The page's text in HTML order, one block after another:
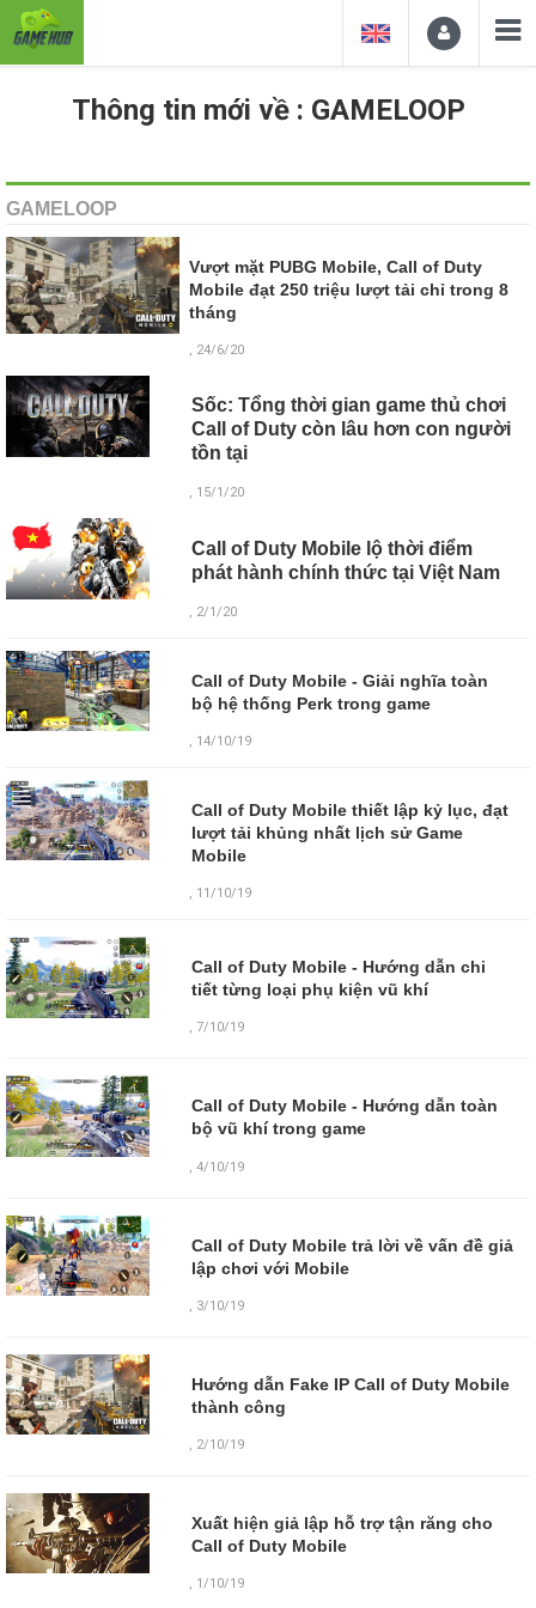
Thông tin mới về : GAMELOOP
GAMELOOP
Vượt mặt PUBG Mobile, Call of Duty
Mobile đạt 250 triệu lượt tải chỉ trong 8
tháng
, 24/6/20
Sốc: Tổng thời gian game thủ chơi
Call of Duty còn lâu hơn con người
tồn tại
, 15/1/20
Call of Duty Mobile lộ thời điểm
phát hành chính thức tại Việt Nam
, 2/1/20
Call of Duty Mobile - Giải nghĩa toàn
bộ hệ thống Perk trong game
, 14/10/19
Call of Duty Mobile thiết lập kỷ lục, đạt
lượt tải khủng nhất lịch sử Game
Mobile
, 11/10/19
Call of Duty Mobile - Hướng dẫn chi
tiết từng loại phụ kiện vũ khí
,7/10/19
Call of Duty Mobile - Hướng dẫn toàn
bộ vũ khí trong game
,4/10/19
Call of Duty Mobile trả lời về vấn đề giả
lập chơi với Mobile
, 3/10/19
Hướng dẫn Fake IP Call of Duty Mobile
thành công
, 2/10/19
Xuất hiện giả lập hỗ trợ tận răng cho
Call of Duty Mobile
, 1/10/19